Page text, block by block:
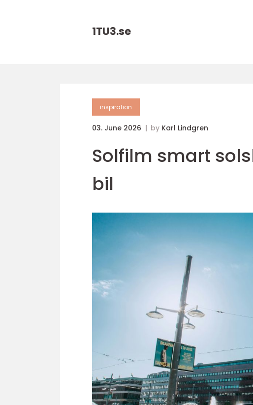
1TU3.se
inspiration
03. June 2026 by Karl Lindgren
Solfilm smart
bil